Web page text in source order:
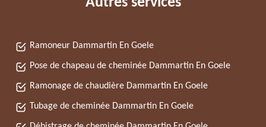
Ramoneur Dammartin En Goele
Pose de chapeau de cheminée Dammartin En Goele
Ramonage de chaudière Dammartin En Goele
Tubage de cheminée Dammartin En Goele